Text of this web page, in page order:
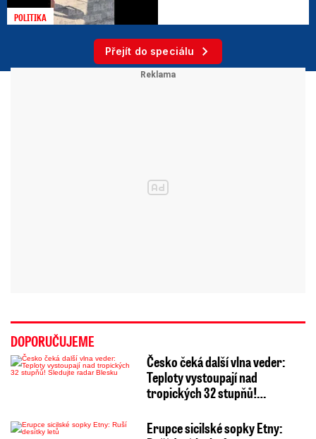
POLITIKA
Přejít do speciálu
DOPORUČUJEME
Česko čeká další vlna veder:
Teploty vystoupají nad
tropických 32 stupňů!…
Erupce sicilské sopky Etny: